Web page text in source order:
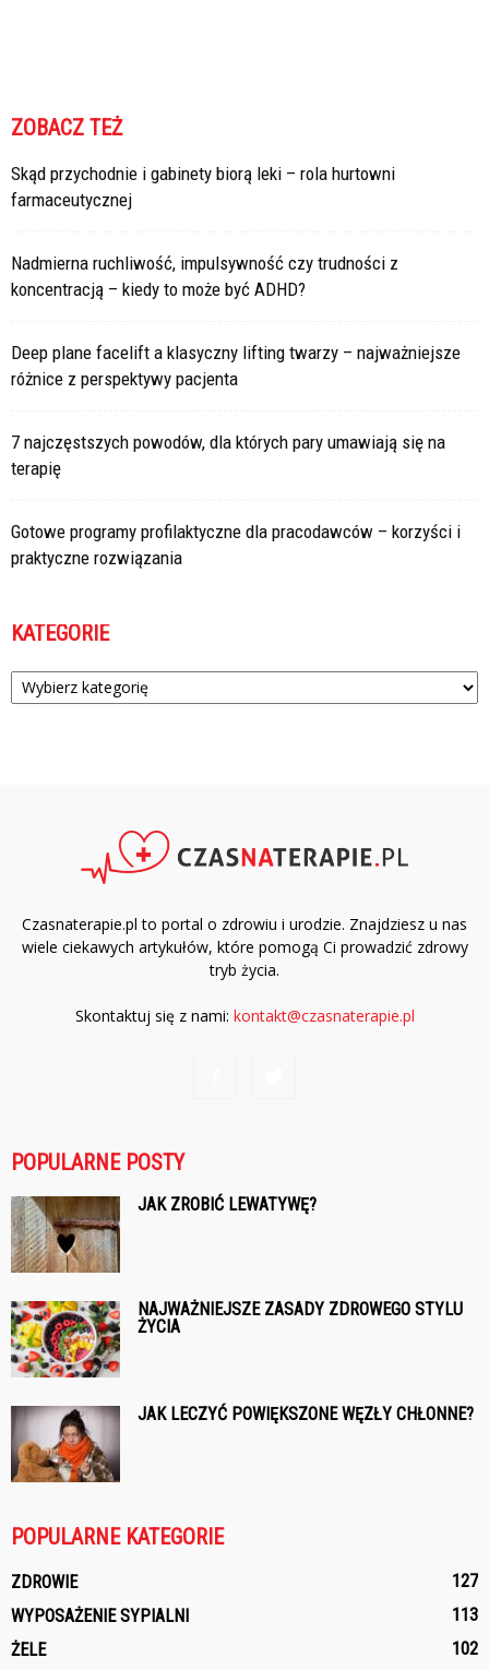
ZOBACZ TEŻ
Skąd przychodnie i gabinety biorą leki – rola hurtowni
farmaceutycznej
Nadmierna ruchliwość, impulsywność czy trudności z
koncentracją – kiedy to może być ADHD?
Deep plane facelift a klasyczny lifting twarzy – najważniejsze
różnice z perspektywy pacjenta
7 najczęstszych powodów, dla których pary umawiają się na
terapię
Gotowe programy profilaktyczne dla pracodawców – korzyści i
praktyczne rozwiązania
KATEGORIE
Kategorie
Czasnaterapie.pl to portal o zdrowiu i urodzie. Znajdziesz u nas
wiele ciekawych artykułów, które pomogą Ci prowadzić zdrowy
tryb życia.
Skontaktuj się z nami: kontakt@czasnaterapie.pl
POPULARNE POSTY
JAK ZROBIĆ LEWATYWĘ?
NAJWAŻNIEJSZE ZASADY ZDROWEGO STYLU
ŻYCIA
JAK LECZYĆ POWIĘKSZONE WĘZŁY CHŁONNE?
POPULARNE KATEGORIE
ZDROWIE
127
WYPOSAŻENIE SYPIALNI
113
ŻELE
102